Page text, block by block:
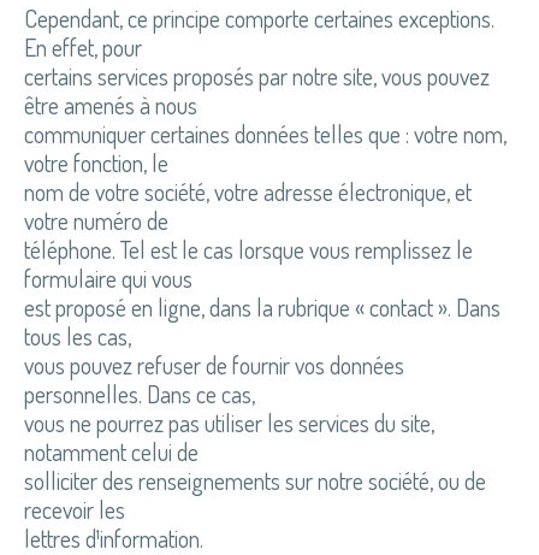
Cependant, ce principe comporte certaines exceptions.
En effet, pour
certains services proposés par notre site, vous pouvez
être amenés à nous
communiquer certaines données telles que : votre nom,
votre fonction, le
nom de votre société, votre adresse électronique, et
votre numéro de
téléphone. Tel est le cas lorsque vous remplissez le
formulaire qui vous
est proposé en ligne, dans la rubrique « contact ». Dans
tous les cas,
vous pouvez refuser de fournir vos données
personnelles. Dans ce cas,
vous ne pourrez pas utiliser les services du site,
notamment celui de
solliciter des renseignements sur notre société, ou de
recevoir les
lettres d¹information.